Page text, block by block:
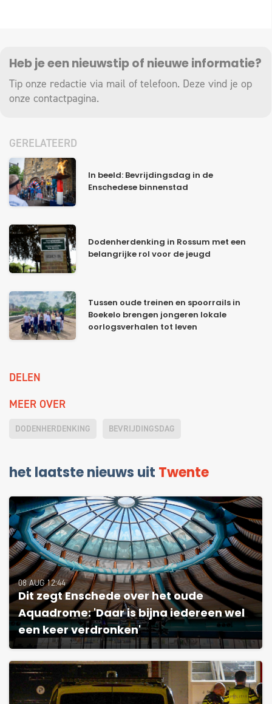
Heb je een nieuwstip of nieuwe informatie?
Tip onze redactie via mail of telefoon. Deze vind je op
onze contactpagina.
GERELATEERD
In beeld: Bevrijdingsdag in de
Enschedese binnenstad
Dodenherdenking in Rossum met een
belangrijke rol voor de jeugd
Tussen oude treinen en spoorrails in
Boekelo brengen jongeren lokale
oorlogsverhalen tot leven
DELEN
MEER OVER
DODENHERDENKING BEVRIJDINGSDAG
het laatste nieuws uit Twente
08 AUG 12:44
Dit zegt Enschede over het oude
Aquadrome: 'Daar is bijna iedereen wel
een keer verdronken'